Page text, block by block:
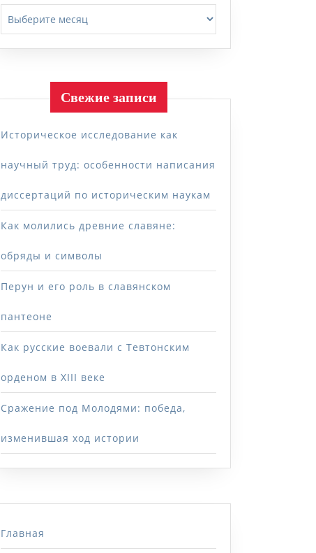
Свежие записи
Историческое исследование как
научный труд: особенности написания
диссертаций по историческим наукам
Как молились древние славяне:
обряды и символы
Перун и его роль в славянском
пантеоне
Как русские воевали с Тевтонским
орденом в XIII веке
Сражение под Молодями: победа,
изменившая ход истории
Главная